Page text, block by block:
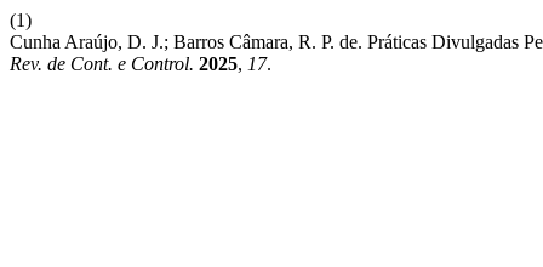
(1)
Cunha Araújo, D. J.; Barros Câmara, R. P. de. Práticas Divulgadas
Rev. de Cont. e Control. 2025, 17.